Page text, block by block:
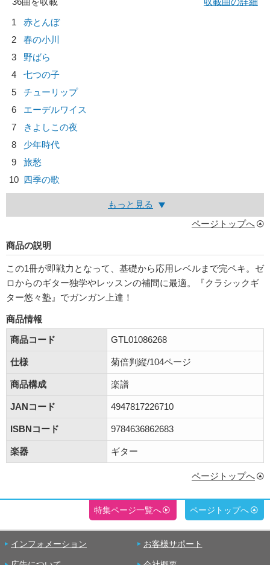
1
赤とんぼ
2
春の小川
3
野ばら
4
七つの子
5
チューリップ
6
エーデルワイス
7
きよしこの夜
8
少年時代
9
旅愁
10 四季の歌
もっと見る
ページトップへ
商品の説明
この1冊が即戦力となって、基礎から応用レベルまで完ペキ。ゼ
ロからのギター独学やレッスンの補間に最適。『クラシックギ
ター悠々塾』でガンガン上達！
商品情報
商品コード
GTL01086268
仕様 菊倍判縦/104ページ
商品構成 楽譜
JANコード 4947817226710
ISBNコード 9784636862683
楽器 ギター
ページトップへ
特集ページ一覧へ ページトップへ
インフォメーション お客様サポート